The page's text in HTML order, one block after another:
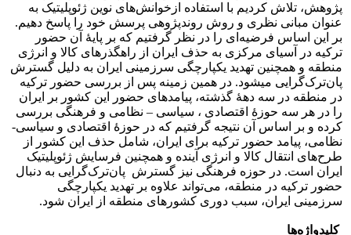
پژوهش، تلاش کردیم با استفاده ازخوانش‌­های نوین ژئوپلیتیک به
عنوان مبانی نظری و روش روندپژوهی پرسش خود را پاسخ دهیم.
بر این اساس فرضیه‌­ای را در نظر گرفتیم که بر پایۀ آن حضور
ترکیه در آسیای مرکزی به حذف ایران از راه­گذرهای کالا و انرژی
منطقه و همچنین تهدید یکپارچگی سرزمینی ایران به دلیل گسترش
پان‌­ترک­‌گرایی می­شود. در همین زمینه پس از بررسی حضور ترکیه
در منطقه در سه دهۀ گذشته، پیامدهای حضور این کشور بر ایران
را در هر سه حوزۀ اقتصادی ، سیاسی – نظامی و فرهنگی بررسی
کرده و بر اساس آن نتیجه گرفتیم که در حوزۀ اقتصادی و سیاسی-
نظامی، پیامد حضور ترکیه برای ایران، شامل حذف این کشور از
طرح­‌های انتقال کالا و انرژی آینده و همچنین فرسایش ژئوپلیتیک
ایران است. در حوزه فرهنگی نیز گسترش پان­‌ترک­‌گرایی به دنبال
حضور ترکیه در منطقه، می‌­تواند علاوه بر تهدید یکپارچگی
سرزمینی ایران، سبب دوری کشورهای منطقه از ایران شود.
کلیدواژه‌ها